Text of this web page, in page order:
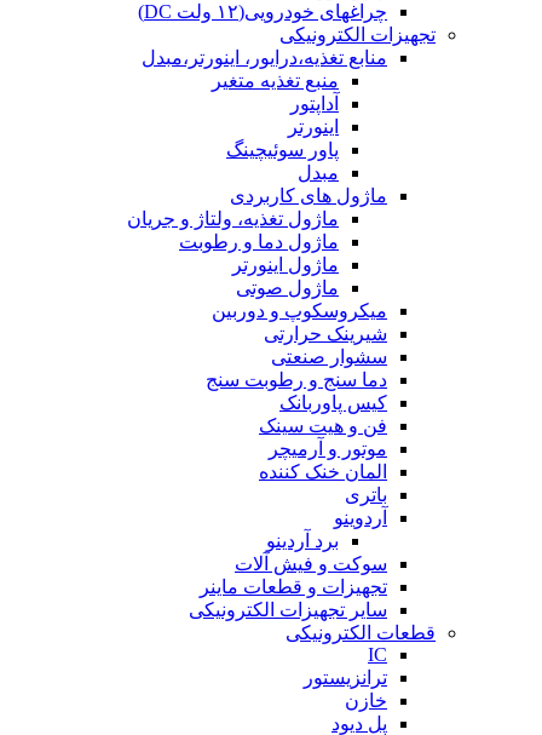
چراغهای خودرویی(۱۲ ولت DC)
تجهیزات الکترونیکی
منابع تغذیه،درایور، اینورتر،مبدل
منبع تغذیه متغیر
آداپتور
اینورتر
پاور سوئیچینگ
مبدل
ماژول های کاربردی
ماژول تغذیه، ولتاژ و جریان
ماژول دما و رطوبت
ماژول اینورتر
ماژول صوتی
میکروسکوپ و دوربین
شیرینک حرارتی
سشوار صنعتی
دما سنج و رطوبت سنج
کیس پاوربانک
فن و هیت سینک
موتور و آرمیچر
المان خنک کننده
باتری
آردوینو
برد آردینو
سوکت و فیش آلات
تجهیزات و قطعات ماینر
سایر تجهیزات الکترونیکی
قطعات الکترونیکی
IC
ترانزیستور
خازن
پل دیود